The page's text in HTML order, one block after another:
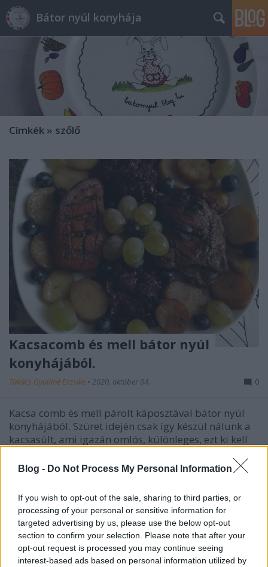
Blog - Do Not Process My Personal Information
If you wish to opt-out of the sale, sharing to third parties, or
processing of your personal or sensitive information for
targeted advertising by us, please use the below opt-out
section to confirm your selection. Please note that after your
opt-out request is processed you may continue seeing
interest-based ads based on personal information utilized by
Bátor nyúl konyhája
Címkék » szőlő
Kacsacomb és mell bátor nyúl
konyhájából.
Takács Gyuláné Erzsike • 2020. október 04. 0
Kacsa comb és mell párolt káposztával bátor nyúl
konyhájából. Szüret idején csak így készül nálunk a
kacsasült, ami igazán omlós, különleges, ezt ki kell
vendégeknek is kedvelt étel. Hozzávalók 4 személyre: